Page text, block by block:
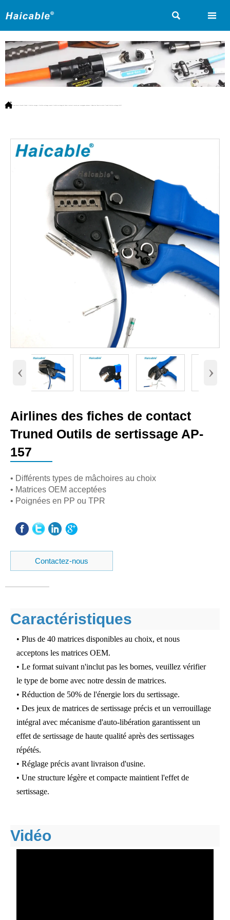
 
 Produit Airlines des fiches de contact Truned Outils de sertissage AP-157
‹ ›
Airlines des fiches de contact
Truned Outils de sertissage AP-
157
• Différents types de mâchoires au choix
• Matrices OEM acceptées
• Poignées en PP ou TPR
Contactez-nous
Caractéristiques
• Plus de 40 matrices disponibles au choix, et nous
acceptons les matrices OEM.
• Le format suivant n'inclut pas les bornes, veuillez vérifier
le type de borne avec notre dessin de matrices.
• Réduction de 50% de l'énergie lors du sertissage.
• Des jeux de matrices de sertissage précis et un verrouillage
intégral avec mécanisme d'auto-libération garantissent un
effet de sertissage de haute qualité après des sertissages
répétés.
• Réglage précis avant livraison d'usine.
• Une structure légère et compacte maintient l'effet de
sertissage.
Vidéo